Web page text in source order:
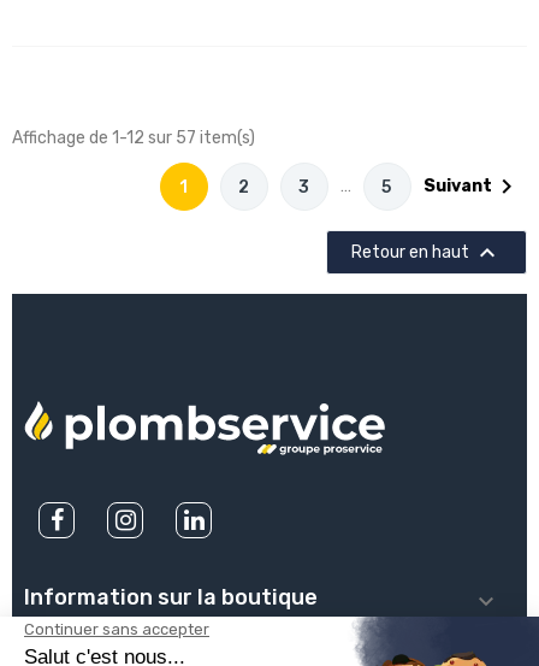
Affichage de 1-12 sur 57 item(s)
1 2 3 … 5 Suivant 
Retour en haut 
Information sur la boutique 
PLOMBSERVICE